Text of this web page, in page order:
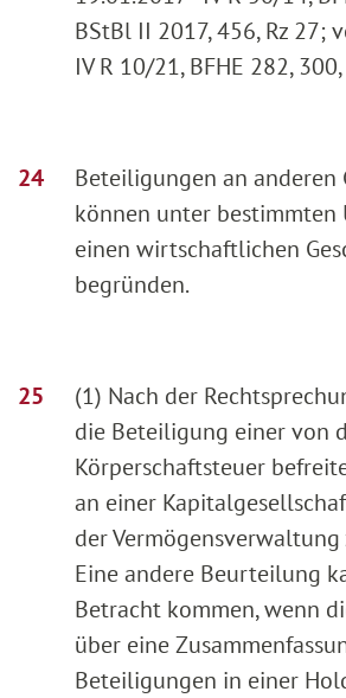
BStBl II 2017, 456, Rz 27;
IV R 10/21, BFHE 282,
Beteiligungen an anderen
können unter bestimmten
einen wirtschaftlichen
begründen.
(1) Nach der
die Beteiligung einer von
Körperschaftsteuer
an einer
der Vermögensverwaltung
Eine andere Beurteilung
Betracht kommen, wenn
über eine
Beteiligungen in einer